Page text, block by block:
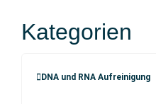
Kategorien
DNA und RNA Aufreinigung